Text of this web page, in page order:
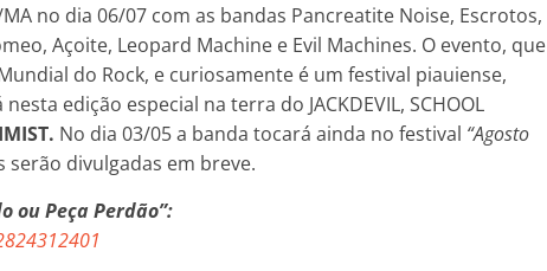
no dia 06/07 com as bandas Pancreatite Noise, Escrotos,
Açoite, Leopard Machine e Evil Machines. O evento, que
do Rock, e curiosamente é um festival piauiense,
edição especial na terra do JACKDEVIL, SCHOOL
No dia 03/05 a banda tocará ainda no festival “Agosto
serão divulgadas em breve.
ou Peça Perdão”: